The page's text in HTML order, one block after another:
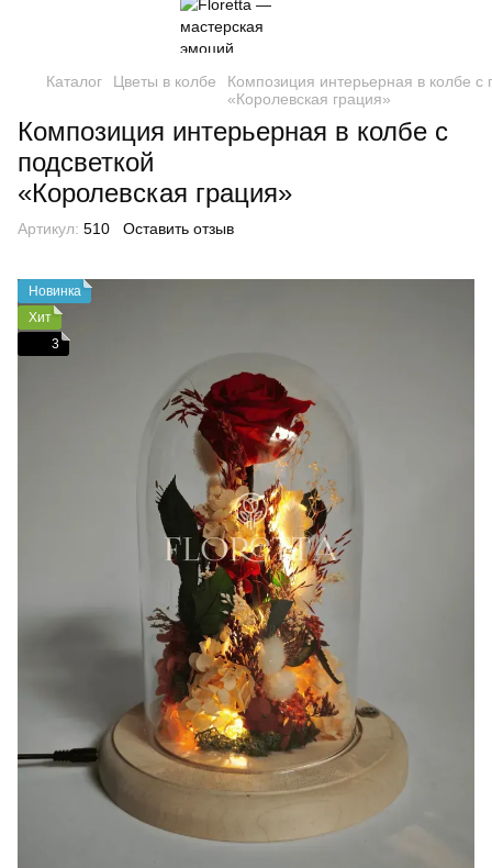
Каталог Цветы в колбе
Композиция интерьерная в колбе с
«Королевская грация»
Композиция интерьерная в колбе с
подсветкой
«Королевская грация»
Артикул: 510 Оставить отзыв
Новинка
Хит
3